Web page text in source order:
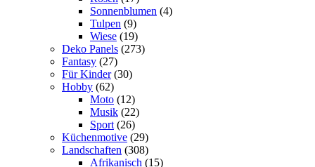
Sonnenblumen (4)
Tulpen (9)
Wiese (19)
Deko Panels (273)
Fantasy (27)
Für Kinder (30)
Hobby (62)
Moto (12)
Musik (22)
Sport (26)
Küchenmotive (29)
Landschaften (308)
Afrikanisch (15)